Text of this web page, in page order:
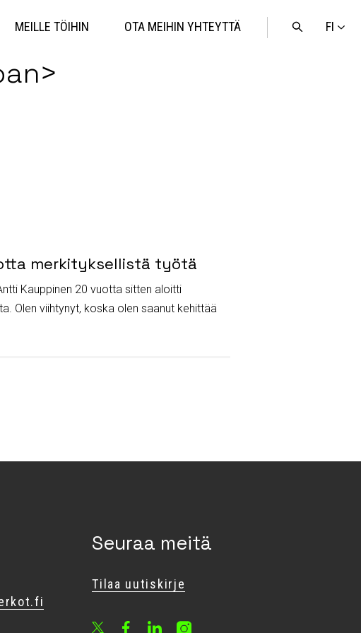
FI
Avaa
MEILLE TÖIHIN OTA MEIHIN YHTEYTTÄ
merkityksellistä työtä
Kauppinen 20 vuotta sitten aloitti
Olen viihtynyt, koska olen saanut kehittää
Seuraa meitä
Tilaa uutiskirje
FacebookLinkedInInstagram